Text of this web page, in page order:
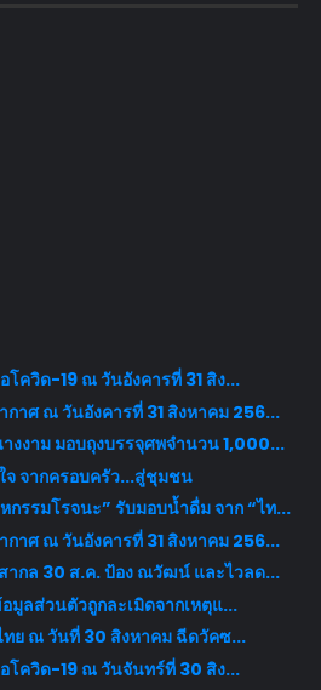
ควิด-19 ณ วันอังคารที่ 31 สิง...
าศ ณ วันอังคารที่ 31 สิงหาคม 256...
งงาม มอบถุงบรรจุศพจำนวน 1,000...
จากครอบครัว...สู่ชุมชน
รรมโรจนะ” รับมอบน้ำดื่ม จาก “ไท...
าศ ณ วันอังคารที่ 31 สิงหาคม 256...
ากล 30 ส.ค. ป้อง ณวัฒน์ และไวลด...
มูลส่วนตัวถูกละเมิดจากเหตุแ...
ทย ณ วันที่ 30 สิงหาคม ฉีดวัคซ...
โควิด-19 ณ วันจันทร์ที่ 30 สิง...